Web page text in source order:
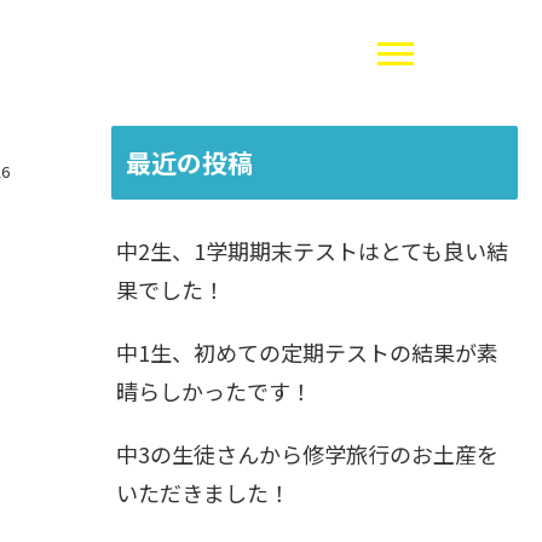
最近の投稿
中2生、1学期期末テストはとても良い結
果でした！
中1生、初めての定期テストの結果が素
晴らしかったです！
中3の生徒さんから修学旅行のお土産を
いただきました！